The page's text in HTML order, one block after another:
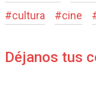
#cultura #cine
Déjanos tus